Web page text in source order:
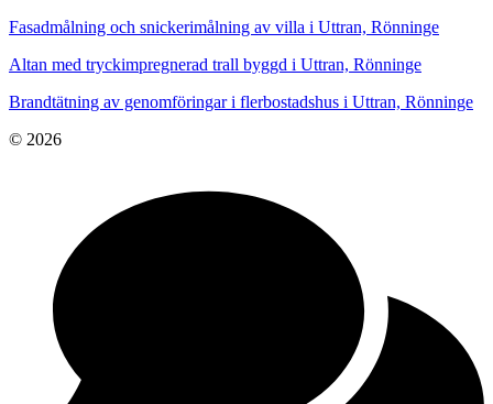
Fasadmålning och snickerimålning av villa i Uttran, Rönninge
Altan med tryckimpregnerad trall byggd i Uttran, Rönninge
Brandtätning av genomföringar i flerbostadshus i Uttran, Rönninge
© 2026